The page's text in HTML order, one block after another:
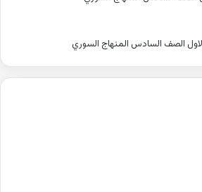
الصف السادس المنهاج السوري